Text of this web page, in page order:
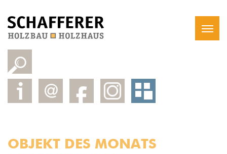
OBJEKT DES MONATS